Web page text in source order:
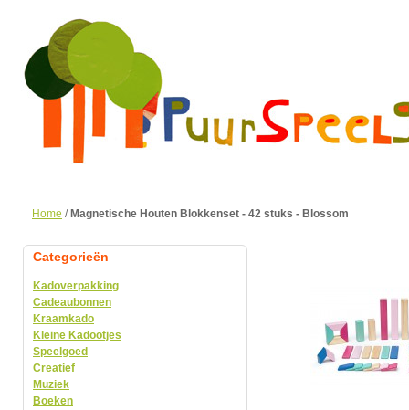
Home / Magnetische Houten Blokkenset - 42 stuks - Blossom
Categorieën
Kadoverpakking
Cadeaubonnen
Kraamkado
Kleine Kadootjes
Speelgoed
Creatief
Muziek
Boeken